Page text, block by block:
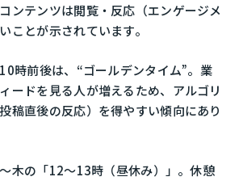
ンテンツは閲覧・反応（エンゲージメ
ことが示されています。
時前後は、“ゴールデンタイム”。業
ードを見る人が増えるため、アルゴリ
稿直後の反応）を得やすい傾向にあり
木の「12〜13時（昼休み）」。休憩